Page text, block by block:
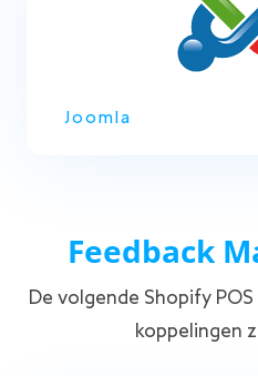
Joomla
Feedback
De volgende Shopify
koppelingen